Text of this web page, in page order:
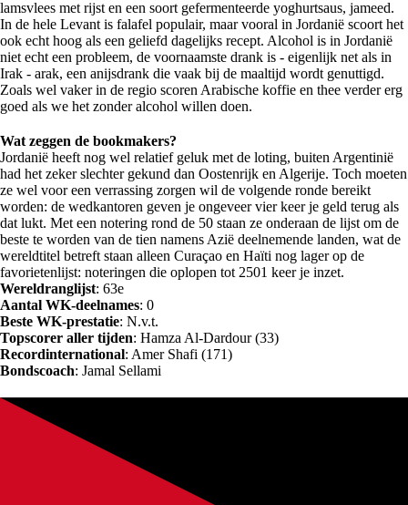
lamsvlees met rijst en een soort gefermenteerde yoghurtsaus, jameed.
In de hele Levant is falafel populair, maar vooral in Jordanië scoort het
ook echt hoog als een geliefd dagelijks recept. Alcohol is in Jordanië
niet echt een probleem, de voornaamste drank is - eigenlijk net als in
Irak - arak, een anijsdrank die vaak bij de maaltijd wordt genuttigd.
Zoals wel vaker in de regio scoren Arabische koffie en thee verder erg
goed als we het zonder alcohol willen doen.
Wat zeggen de bookmakers?
Jordanië heeft nog wel relatief geluk met de loting, buiten Argentinië
had het zeker slechter gekund dan Oostenrijk en Algerije. Toch moeten
ze wel voor een verrassing zorgen wil de volgende ronde bereikt
worden: de wedkantoren geven je ongeveer vier keer je geld terug als
dat lukt. Met een notering rond de 50 staan ze onderaan de lijst om de
beste te worden van de tien namens Azië deelnemende landen, wat de
wereldtitel betreft staan alleen Curaçao en Haïti nog lager op de
favorietenlijst: noteringen die oplopen tot 2501 keer je inzet.
Wereldranglijst: 63e
Aantal WK-deelnames: 0
Beste WK-prestatie: N.v.t.
Topscorer aller tijden: Hamza Al-Dardour (33)
Recordinternational: Amer Shafi (171)
Bondscoach: Jamal Sellami